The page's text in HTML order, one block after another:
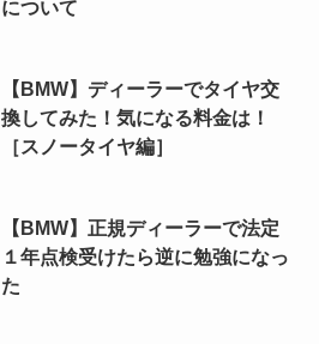
について
【BMW】ディーラーでタイヤ交
換してみた！気になる料金は！
［スノータイヤ編］
【BMW】正規ディーラーで法定
１年点検受けたら逆に勉強になっ
た